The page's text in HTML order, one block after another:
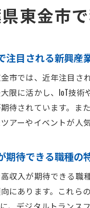
東金市
注目される新興産
市では、近年注目さ
限に活かし、IoT技
待されています。ま
アーやイベントが人
期待できる職種の
収入が期待できる職
にあります。これら